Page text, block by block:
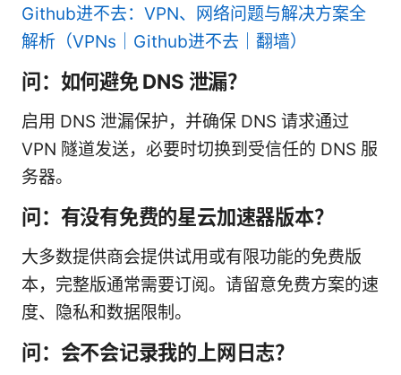
Github进不去：VPN、网络问题与解决方案全
解析（VPNs｜Github进不去｜翻墙）
问：如何避免 DNS 泄漏？
启用 DNS 泄漏保护，并确保 DNS 请求通过
VPN 隧道发送，必要时切换到受信任的 DNS 服
务器。
问：有没有免费的星云加速器版本？
大多数提供商会提供试用或有限功能的免费版
本，完整版通常需要订阅。请留意免费方案的速
度、隐私和数据限制。
问：会不会记录我的上网日志？